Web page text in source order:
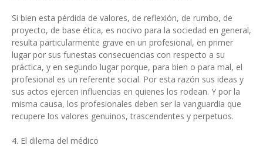
Si bien esta pérdida de valores, de reflexión, de rumbo, de
proyecto, de base ética, es nocivo para la sociedad en general,
resulta particularmente grave en un profesional, en primer
lugar por sus funestas consecuencias con respecto a su
práctica, y en segundo lugar porque, para bien o para mal, el
profesional es un referente social. Por esta razón sus ideas y
sus actos ejercen influencias en quienes los rodean. Y por la
misma causa, los profesionales deben ser la vanguardia que
recupere los valores genuinos, trascendentes y perpetuos.
4. El dilema del médico